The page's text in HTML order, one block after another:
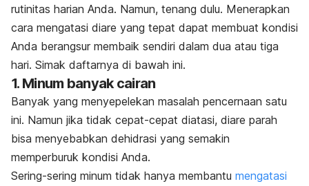
rutinitas harian Anda. Namun, tenang dulu. Menerapkan
cara mengatasi diare yang tepat dapat membuat kondisi
Anda berangsur membaik sendiri dalam dua atau tiga
hari. Simak daftarnya di bawah ini.
1. Minum banyak cairan
Banyak yang menyepelekan masalah pencernaan satu
ini. Namun jika tidak cepat-cepat diatasi, diare parah
bisa menyebabkan dehidrasi yang semakin
memperburuk kondisi Anda.
Sering-sering minum tidak hanya membantu mengatasi